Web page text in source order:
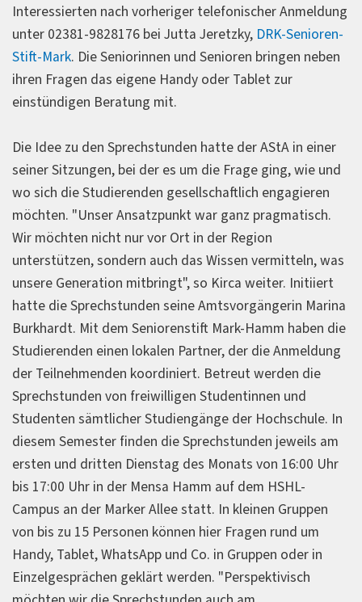
Interessierten nach vorheriger telefonischer Anmeldung
unter 02381-9828176 bei Jutta Jeretzky, DRK-Senioren-
Stift-Mark. Die Seniorinnen und Senioren bringen neben
ihren Fragen das eigene Handy oder Tablet zur
einstündigen Beratung mit.
Die Idee zu den Sprechstunden hatte der AStA in einer
seiner Sitzungen, bei der es um die Frage ging, wie und
wo sich die Studierenden gesellschaftlich engagieren
möchten. "Unser Ansatzpunkt war ganz pragmatisch.
Wir möchten nicht nur vor Ort in der Region
unterstützen, sondern auch das Wissen vermitteln, was
unsere Generation mitbringt", so Kirca weiter. Initiiert
hatte die Sprechstunden seine Amtsvorgängerin Marina
Burkhardt. Mit dem Seniorenstift Mark-Hamm haben die
Studierenden einen lokalen Partner, der die Anmeldung
der Teilnehmenden koordiniert. Betreut werden die
Sprechstunden von freiwilligen Studentinnen und
Studenten sämtlicher Studiengänge der Hochschule. In
diesem Semester finden die Sprechstunden jeweils am
ersten und dritten Dienstag des Monats von 16:00 Uhr
bis 17:00 Uhr in der Mensa Hamm auf dem HSHL-
Campus an der Marker Allee statt. In kleinen Gruppen
von bis zu 15 Personen können hier Fragen rund um
Handy, Tablet, WhatsApp und Co. in Gruppen oder in
Einzelgesprächen geklärt werden. "Perspektivisch